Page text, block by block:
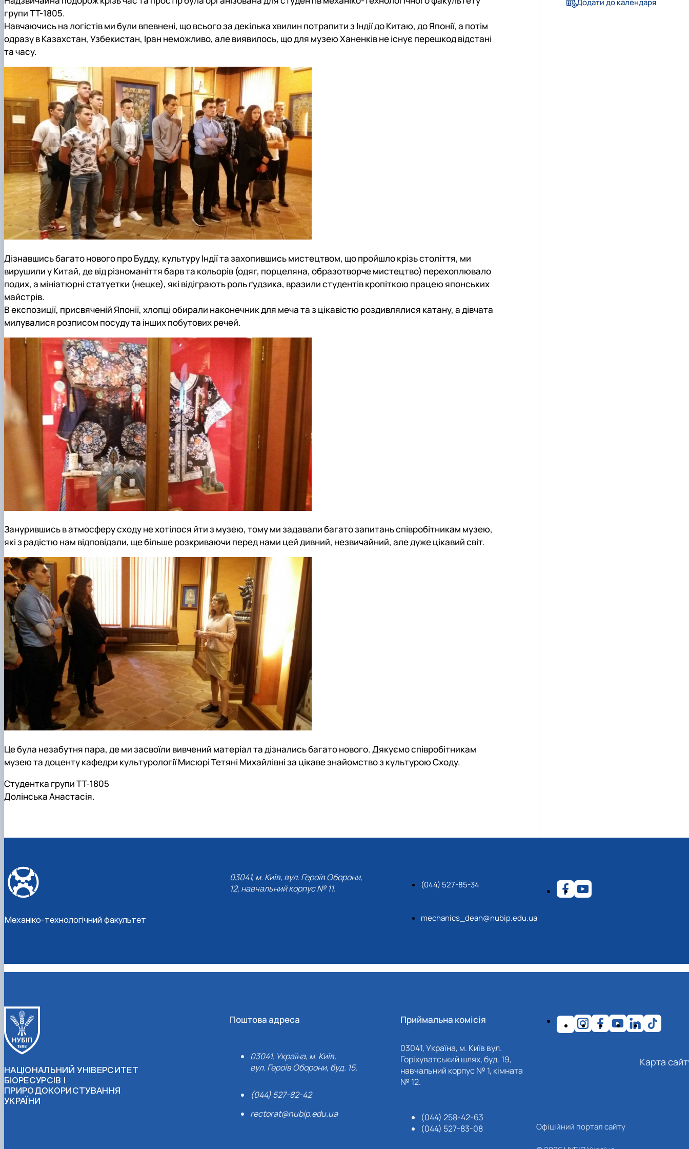
Матеріально-технічна база факультету
Скринька довіри
групи ТТ-1805.
Навчаючись на логістів ми були впевнені, що всього за декілька хвилин потрапити з Індії до Китаю, до Японії, а потім
одразу в Казахстан, Узбекистан, Іран неможливо, але виявилось, що для музею Ханенків не існує перешкод відстані
та часу.
Дізнавшись багато нового про Будду, культуру Індії та захопившись мистецтвом, що пройшло крізь століття, ми
вирушили у Китай, де від різноманіття барв та кольорів (одяг, порцеляна, образотворче мистецтво) перехоплювало
подих, а мініатюрні статуетки (нецке), які відіграють роль ґудзика, вразили студентів кропіткою працею японських
майстрів.
В експозиції, присвяченій Японії, хлопці обирали наконечник для меча та з цікавістю роздивлялися катану, а дівчата
милувалися розписом посуду та інших побутових речей.
Занурившись в атмосферу сходу не хотілося йти з музею, тому ми задавали багато запитань співробітникам музею,
які з радістю нам відповідали, ще більше розкриваючи перед нами цей дивний, незвичайний, але дуже цікавий світ.
Це була незабутня пара, де ми засвоїли вивчений матеріал та дізнались багато нового. Дякуємо співробітникам
музею та доценту кафедри культурології Мисюрі Тетяні Михайлівні за цікаве знайомство з культурою Сходу.
Студентка групи ТТ-1805
Долінська Анастасія.
Додати до календаря
Механіко-технологічний факультет
03041, м. Київ, вул. Героїв Оборони,
12, навчальний корпус № 11.
(044) 527-85-34
mechanics_dean@nubip.edu.ua
НАЦІОНАЛЬНИЙ УНІВЕРСИТЕТ
БІОРЕСУРСІВ І
ПРИРОДОКОРИСТУВАННЯ
УКРАЇНИ
Поштова адреса
03041, Україна, м. Київ,
вул. Героїв Оборони, буд. 15.
(044) 527-82-42
rectorat@nubip.edu.ua
Приймальна комісія
03041, Україна, м. Київ вул.
Горіхуватський шлях, буд. 19,
навчальний корпус № 1, кімната
№ 12.
(044) 258-42-63
(044) 527-83-08
Карта
Офіційний портал сайту